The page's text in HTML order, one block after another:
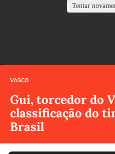
VASCO
Gui, torcedor do
classificação do
Brasil